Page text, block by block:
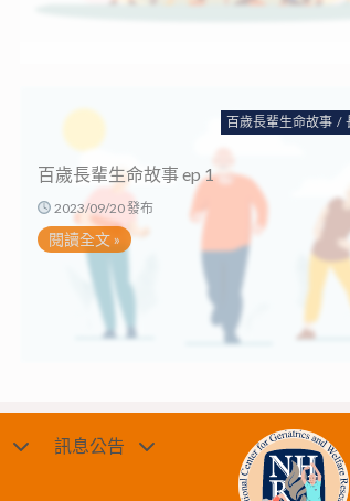
百歲長輩生命故事 /
百歲長輩生命故事 ep 1
2023/09/20 發布
閱讀全文 »
訊息公告